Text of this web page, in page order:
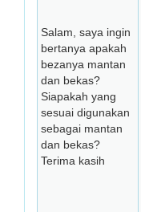
Salam, saya ingin
bertanya apakah
bezanya mantan
dan bekas?
Siapakah yang
sesuai digunakan
sebagai mantan
dan bekas?
Terima kasih